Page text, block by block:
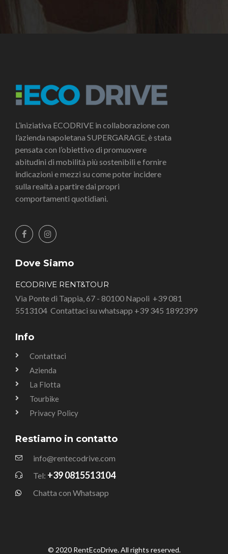
L’iniziativa ECODRIVE in collaborazione con
l’azienda napoletana SUPERGARAGE, è stata
pensata con l’obiettivo di promuovere
abitudini di mobilità più sostenibili e fornire
indicazioni e mezzi su come poter incidere
sulla realtà a partire dai propri
comportamenti quotidiani.
Dove Siamo
ECODRIVE RENT&TOUR
Via Ponte di Tappia, 67 - 80100 Napoli +39 081
5513104 Contattaci su whatsapp +39 345 1892399
Info
Contattaci
Azienda
La Flotta
Tourbike
Privacy Policy
Restiamo in contatto
info@rentecodrive.com
Tel: +39 0815513104
Chatta con Whatsapp
© 2020 RentEcoDrive. All rights reserved.